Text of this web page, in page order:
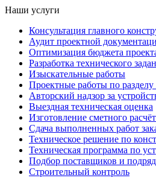
Наши услуги
Консультация главного
Аудит проектной
Оптимизация бюджета
Разработка технического
Изыскательные работы
Проектные работы по
Авторский надзор за
Выездная техническая оценка
Изготовление сметного
Сдача выполненных работ
Техническое решение по
Техническая программа по
Подбор поставщиков и
Строительный контроль